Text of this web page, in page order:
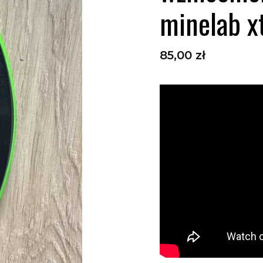
minelab
Cena
85,00 zł